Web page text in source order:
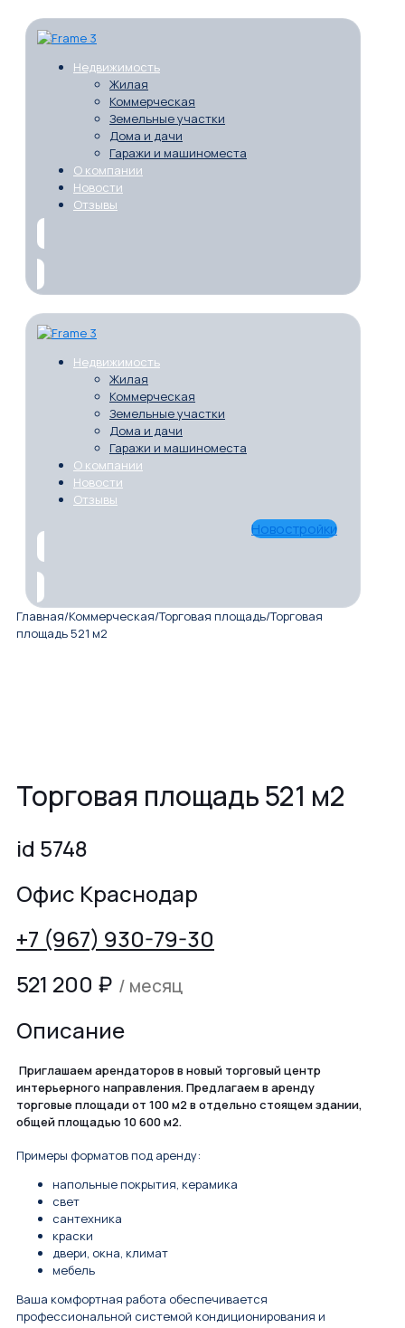
Недвижимость
Жилая
Коммерческая
Земельные участки
Дома и дачи
Гаражи и машиноместа
О компании
Новости
Отзывы
Недвижимость
Жилая
Коммерческая
Земельные участки
Дома и дачи
Гаражи и машиноместа
О компании
Новости
Отзывы
Новостройки
Главная/Коммерческая/Торговая площадь/Торговая
площадь 521 м2
Торговая площадь 521 м2
id 5748
Офис Краснодар
+7 (967) 930-79-30
521 200 ₽ / месяц
Описание
Приглашаем арендаторов в новый торговый центр
интерьерного направления. Предлагаем в аренду
торговые площади от 100 м2 в отдельно стоящем здании,
общей площадью 10 600 м2.
Примеры форматов под аренду:
напольные покрытия, керамика
свет
сантехника
краски
двери, окна, климат
мебель
Ваша комфортная работа обеспечивается
профессиональной системой кондиционирования и